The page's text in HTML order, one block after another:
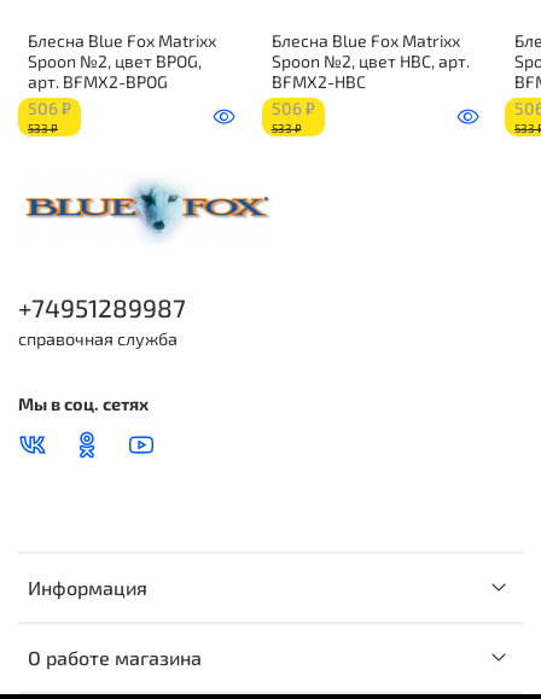
Блесна Blue Fox Matrixx
Spoon №2, цвет BPOG,
арт. BFMX2-BPOG
506 ₽
533 ₽
Блесна Blue Fox Matrixx
Spoon №2, цвет HBC, арт.
BFMX2-HBC
506 ₽
533 ₽ 533
Информация
О работе магазина
+74951289987
справочная служба
Мы в соц. сетях